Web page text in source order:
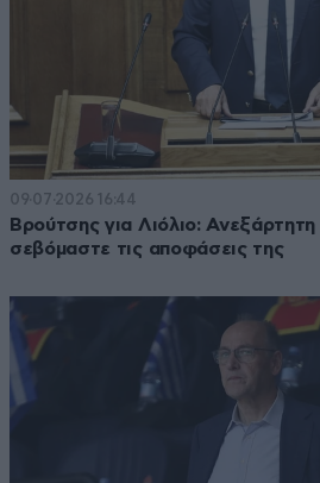
09·07·2026 16:44
Βρούτσης για Λιόλιο:
σεβόμαστε τις αποφάσεις της